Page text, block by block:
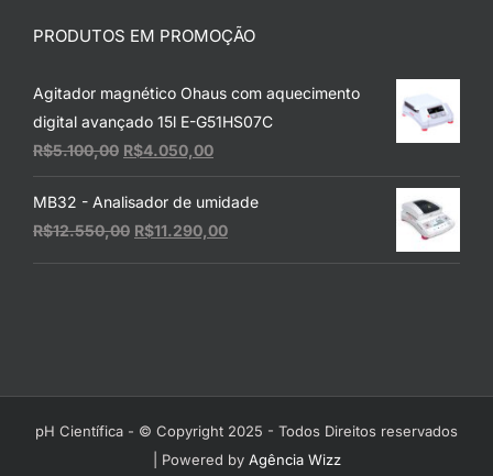
PRODUTOS EM PROMOÇÃO
Agitador magnético Ohaus com aquecimento
digital avançado 15l E-G51HS07C
R$5.100,00 O
preço
original
era:
R$5.100,00.
R$4.050,00O
preço
atual
é:
R$4.050,00.
MB32 - Analisador de umidade
R$12.550,00 O
R$11.290,00O
pH Científica - © Copyright 2025 - Todos Direitos reservados
| Powered by Agência Wizz